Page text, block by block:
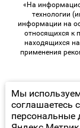
«На
технологии
информации на
относящихся к
находящихся
применения
© 2026
Мы
соглашаетесь
персональные